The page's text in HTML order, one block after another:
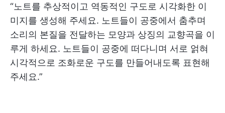
“노트를 추상적이고 역동적인 구도로 시각화한 이
미지를 생성해 주세요. 노트들이 공중에서 춤추며
소리의 본질을 전달하는 모양과 상징의 교향곡을 이
루게 하세요. 노트들이 공중에 떠다니며 서로 얽혀
시각적으로 조화로운 구도를 만들어내도록 표현해
주세요.”